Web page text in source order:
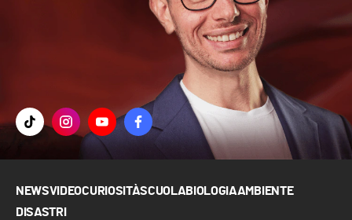
NEWSVIDEOCURIOSITÀSCUOLABIOLOGIAAMBIENTE
DISASTRI